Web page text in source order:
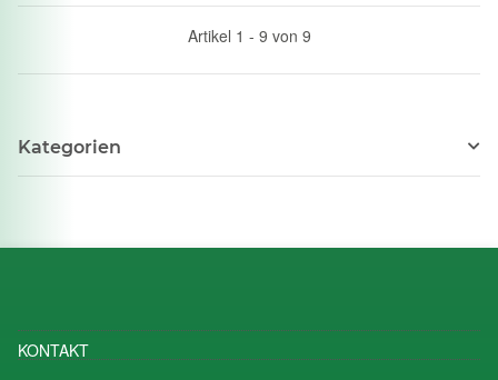
Artikel 1 - 9 von 9
Kategorien
KONTAKT